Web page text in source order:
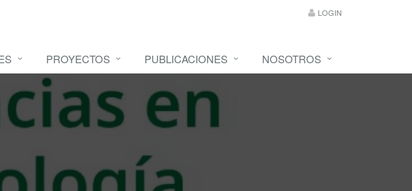
LOGIN
PROYECTOS PUBLICACIONES NOSOTROS